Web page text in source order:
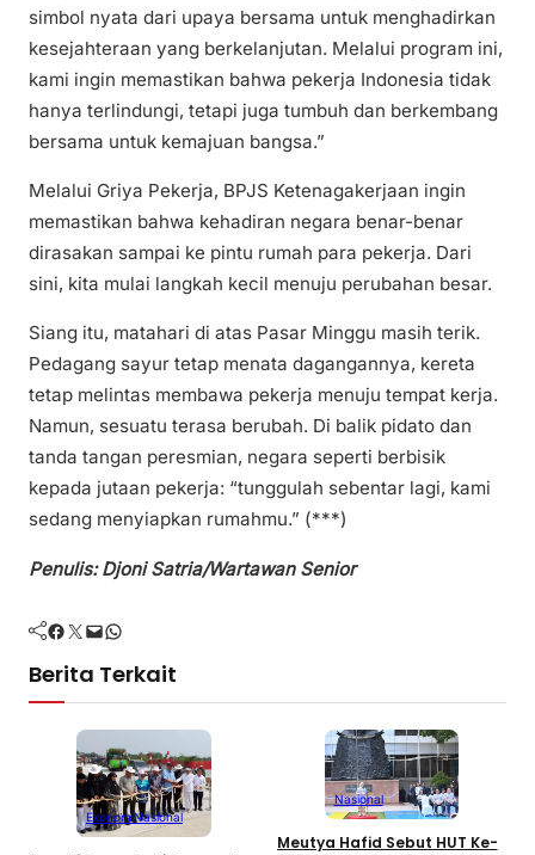
simbol nyata dari upaya bersama untuk menghadirkan
kesejahteraan yang berkelanjutan. Melalui program ini,
kami ingin memastikan bahwa pekerja Indonesia tidak
hanya terlindungi, tetapi juga tumbuh dan berkembang
bersama untuk kemajuan bangsa.”
Melalui Griya Pekerja, BPJS Ketenagakerjaan ingin
memastikan bahwa kehadiran negara benar-benar
dirasakan sampai ke pintu rumah para pekerja. Dari
sini, kita mulai langkah kecil menuju perubahan besar.
Siang itu, matahari di atas Pasar Minggu masih terik.
Pedagang sayur tetap menata dagangannya, kereta
tetap melintas membawa pekerja menuju tempat kerja.
Namun, sesuatu terasa berubah. Di balik pidato dan
tanda tangan peresmian, negara seperti berbisik
kepada jutaan pekerja: “tunggulah sebentar lagi, kami
sedang menyiapkan rumahmu.” (***)
Penulis: Djoni Satria/Wartawan Senior
Facebook Twitter Mail WhatsApp
Berita Terkait
EkonomiNasional
Nasional
Meutya Hafid Sebut HUT Ke-